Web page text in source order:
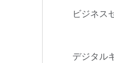
ビジネス
デジタル